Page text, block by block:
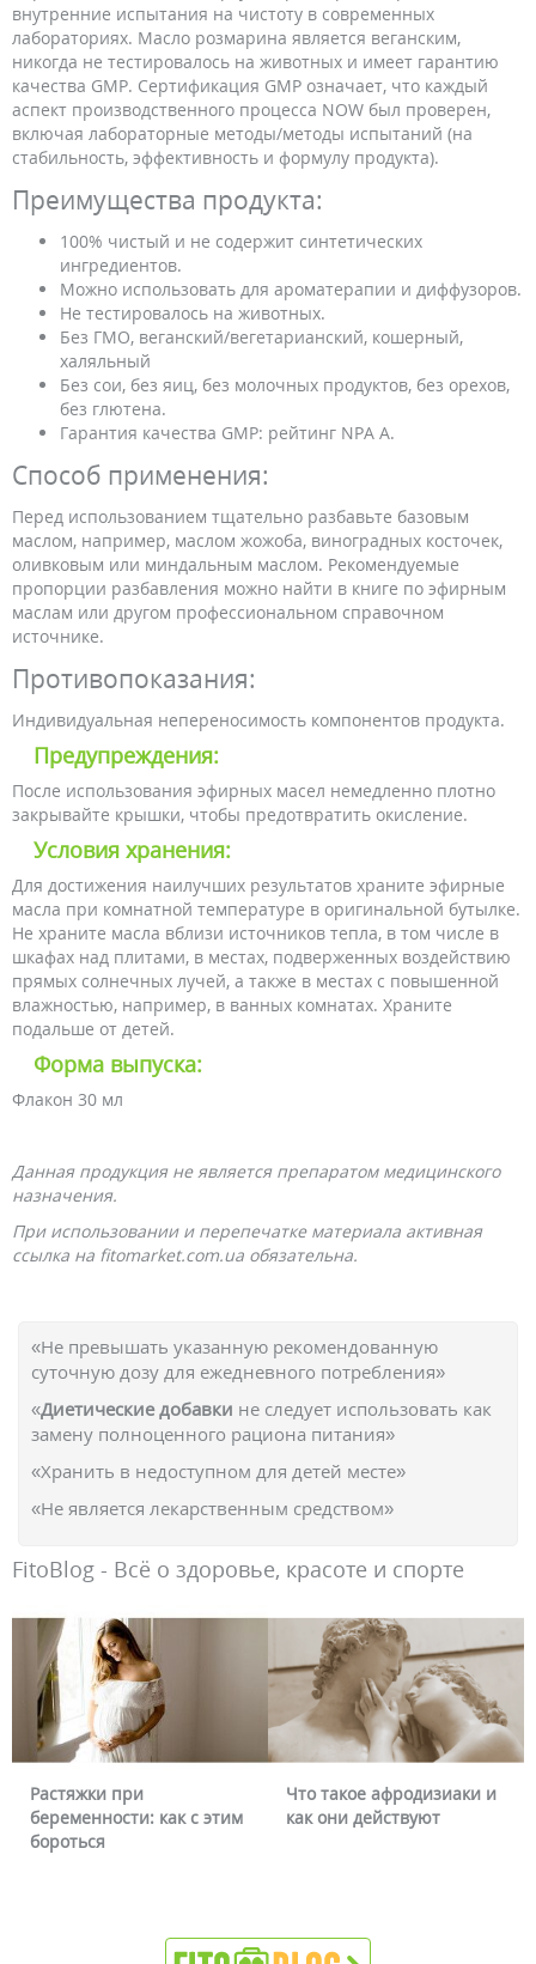
внутренние испытания на чистоту в современных
лабораториях. Масло розмарина является веганским,
никогда не тестировалось на животных и имеет гарантию
качества GMP. Сертификация GMP означает, что каждый
аспект производственного процесса NOW был проверен,
включая лабораторные методы/методы испытаний (на
стабильность, эффективность и формулу продукта).
Преимущества продукта:
100% чистый и не содержит синтетических
ингредиентов.
Можно использовать для ароматерапии и диффузоров.
Не тестировалось на животных.
Без ГМО, веганский/вегетарианский, кошерный,
халяльный
Без сои, без яиц, без молочных продуктов, без орехов,
без глютена.
Гарантия качества GMP: рейтинг NPA A.
Способ применения:
Перед использованием тщательно разбавьте базовым
маслом, например, маслом жожоба, виноградных косточек,
оливковым или миндальным маслом. Рекомендуемые
пропорции разбавления можно найти в книге по эфирным
маслам или другом профессиональном справочном
источнике.
Противопоказания:
Индивидуальная непереносимость компонентов продукта.
Предупреждения:
После использования эфирных масел немедленно плотно
закрывайте крышки, чтобы предотвратить окисление.
Условия хранения:
Для достижения наилучших результатов храните эфирные
масла при комнатной температуре в оригинальной бутылке.
Не храните масла вблизи источников тепла, в том числе в
шкафах над плитами, в местах, подверженных воздействию
прямых солнечных лучей, а также в местах с повышенной
влажностью, например, в ванных комнатах. Храните
подальше от детей.
Форма выпуска:
Флакон 30 мл
Данная продукция не является препаратом медицинского
назначения.
При использовании и перепечатке материала активная
ссылка на fitomarket.com.ua обязательна.
«Не превышать указанную рекомендованную
суточную дозу для ежедневного потребления»
«Диетические добавки не следует использовать как
замену полноценного рациона питания»
«Хранить в недоступном для детей месте»
«Не является лекарственным средством»
FitoBlog - Всё о здоровье, красоте и спорте
Что такое афродизиаки и
как они действуют
Почему краснеет лицо и
можно ли это убрать